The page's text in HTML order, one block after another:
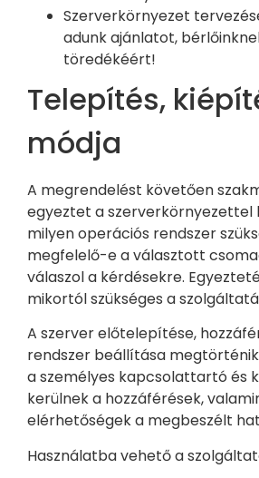
Szerverkörnyezet
adunk ajánlatot,
töredékéért!
Telepítés,
módja
A megrendelést követően
egyeztet a szerverkörnyezettel
milyen operációs rendszer
megfelelő-e a választott
válaszol a kérdésekre.
mikortól szükséges a
A szerver előtelepítése,
rendszer beállítása
a személyes kapcsolattartó és
kerülnek a hozzáférések,
elérhetőségek a megbeszélt
Használatba vehető a